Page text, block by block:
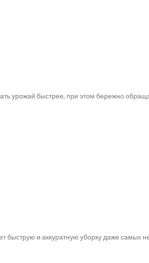
урожай быстрее, при этом бережно
быструю и аккуратную уборку даже самых